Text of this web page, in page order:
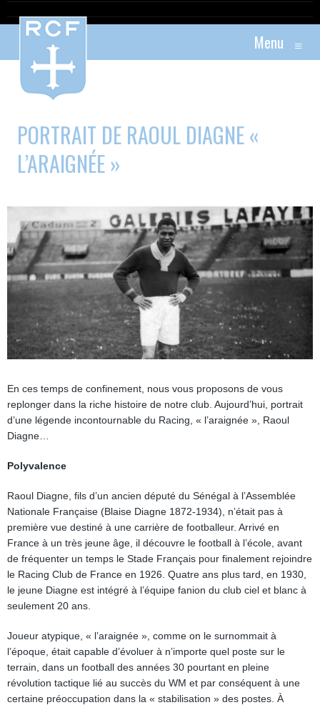
Menu ≡
PORTRAIT DE RAOUL DIAGNE «
L’ARAIGNÉE »
En ces temps de confinement, nous vous proposons de vous
replonger dans la riche histoire de notre club. Aujourd’hui, portrait
d’une légende incontournable du Racing, « l’araignée », Raoul
Diagne…
Polyvalence
Raoul Diagne, fils d’un ancien député du Sénégal à l’Assemblée
Nationale Française (Blaise Diagne 1872-1934), n’était pas à
première vue destiné à une carrière de footballeur. Arrivé en
France à un très jeune âge, il découvre le football à l’école, avant
de fréquenter un temps le Stade Français pour finalement rejoindre
le Racing Club de France en 1926. Quatre ans plus tard, en 1930,
le jeune Diagne est intégré à l’équipe fanion du club ciel et blanc à
seulement 20 ans.
Joueur atypique, « l’araignée », comme on le surnommait à
l’époque, était capable d’évoluer à n’importe quel poste sur le
terrain, dans un football des années 30 pourtant en pleine
révolution tactique lié au succès du WM et par conséquent à une
certaine préoccupation dans la « stabilisation » des postes. À